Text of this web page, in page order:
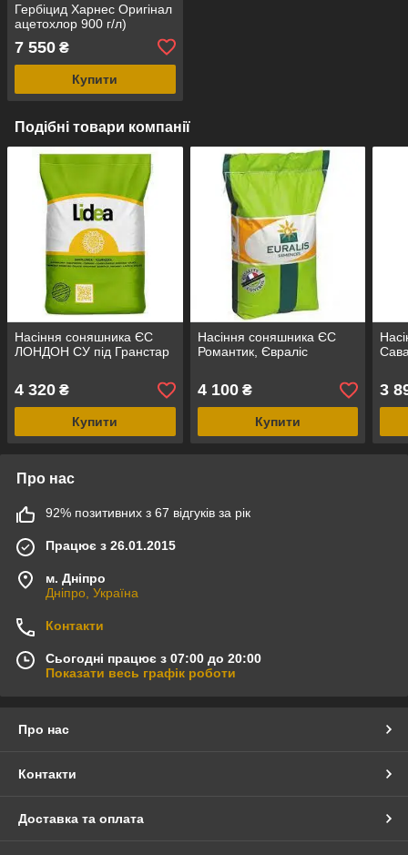
Гербіцид Харнес Оригінал
ацетохлор 900 г/л)
7 550 ₴
Купити
Подібні товари компанії
Насіння соняшника ЄС
ЛОНДОН СУ під Гранстар
4 320 ₴
Купити
Насіння соняшника ЄС
Романтик, Євраліс
4 100₴
Купити
3
Про нас
92% позитивних з 67 відгуків за рік
Працює з 26.01.2015
м. Дніпро
Дніпро, Україна
Контакти
Сьогодні працює з 07:00 до 20:00
Показати весь графік роботи
Про нас
Контакти
Доставка та оплата